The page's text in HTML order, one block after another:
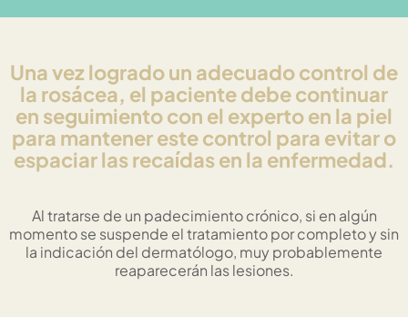
Una vez logrado un adecuado control de
la rosácea, el paciente debe continuar
en seguimiento con el experto en la piel
para mantener este control para evitar o
espaciar las recaídas en la enfermedad.
Al tratarse de un padecimiento crónico, si en algún
momento se suspende el tratamiento por completo y sin
la indicación del dermatólogo, muy probablemente
reaparecerán las lesiones.